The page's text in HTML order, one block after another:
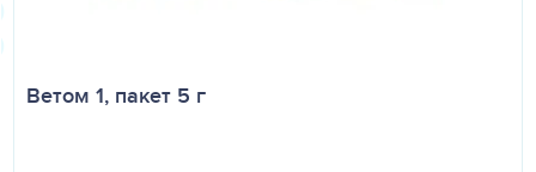
Ветом 1, пакет 5 г